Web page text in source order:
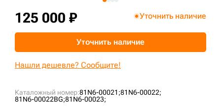
Каталожный номер:81N6-00021;81N6-00022;
81N6-00022BG;81N6-00023;
125 000 ₽ Уточнить наличие
Уточнить наличие
Нашли дешевле? Сообщите!